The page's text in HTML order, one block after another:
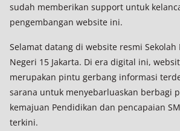
sudah memberikan support untuk
pengembangan website ini.
Selamat datang di website resmi Sekolah
Negeri 15 Jakarta. Di era digital ini,
merupakan pintu gerbang informasi
sarana untuk menyebarluaskan berbagi
kemajuan Pendidikan dan pencapaian
terkini.